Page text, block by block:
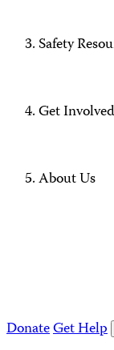
Safety
Get Involved
About Us
DonateGet Help